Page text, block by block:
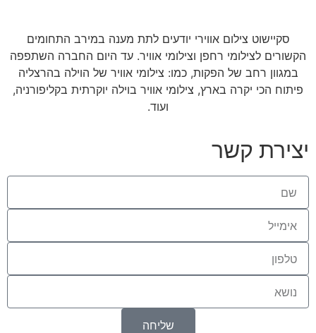
סקיישוט צילום אווירי יודעים לתת מענה במירב התחומים
הקשורים לצילומי רחפן וצילומי אוויר. עד היום החברה השתפפה
במגוון רחב של הפקות, כמו: צילומי אוויר של הוילה בהרצליה
פיתוח הכי יקרה בארץ, צילומי אוויר בוילה יוקרתית בקליפורניה,
ועוד.
יצירת קשר
שליחה